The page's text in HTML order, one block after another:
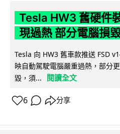
Tesla HW3 舊硬件
現過熱 部分電腦損
Tesla 向 HW3 舊車款推送 FSD
映自動駕駛電腦嚴重過熱，部分
毀，須...
閱讀全文
6 分享